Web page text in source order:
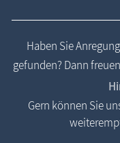
Haben Sie
gefunden? Dann
Gern können Sie